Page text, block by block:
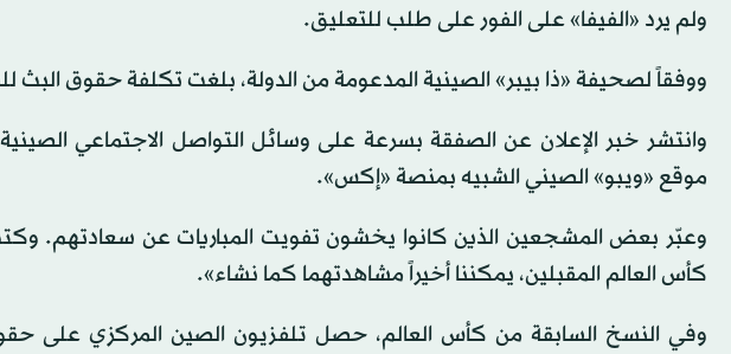
ولم يرد «الفيفا» على الفور على طلب للتعليق.
ووفقاً لصحيفة «ذا بيبر» الصينية المدعومة من الدولة، بلغت تكلفة حقوق البث للبطولة وحدها
وانتشر خبر الإعلان عن الصفقة بسرعة على وسائل التواصل الاجتماعي
موقع «ويبو» الصيني الشبيه بمنصة «إكس».
وعبّر بعض المشجعين الذين كانوا يخشون تفويت المباريات عن سعادتهم.
كأس العالم المقبلين، يمكننا أخيراً مشاهدتهما كما نشاء».
وفي النسخ السابقة من كأس العالم، حصل تلفزيون الصين المركزي على